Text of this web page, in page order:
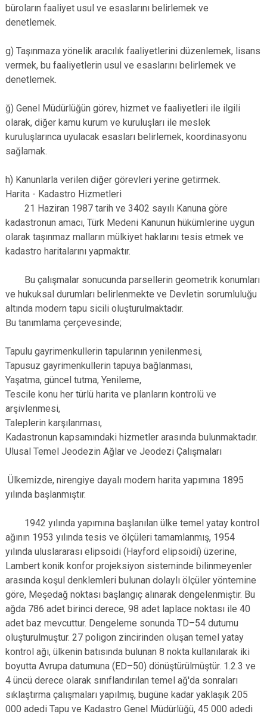
büroların faaliyet usul ve esaslarını belirlemek ve
denetlemek.
g) Taşınmaza yönelik aracılık faaliyetlerini düzenlemek, lisans
vermek, bu faaliyetlerin usul ve esaslarını belirlemek ve
denetlemek.
ğ) Genel Müdürlüğün görev, hizmet ve faaliyetleri ile ilgili
olarak, diğer kamu kurum ve kuruluşları ile meslek
kuruluşlarınca uyulacak esasları belirlemek, koordinasyonu
sağlamak.
h) Kanunlarla verilen diğer görevleri yerine getirmek.
Harita - Kadastro Hizmetleri
21 Haziran 1987 tarih ve 3402 sayılı Kanuna göre
kadastronun amacı, Türk Medeni Kanunun hükümlerine uygun
olarak taşınmaz malların mülkiyet haklarını tesis etmek ve
kadastro haritalarını yapmaktır.
Bu çalışmalar sonucunda parsellerin geometrik konumları
ve hukuksal durumları belirlenmekte ve Devletin sorumluluğu
altında modern tapu sicili oluşturulmaktadır.
Bu tanımlama çerçevesinde;
Tapulu gayrimenkullerin tapularının yenilenmesi,
Tapusuz gayrimenkullerin tapuya bağlanması,
Yaşatma, güncel tutma, Yenileme,
Tescile konu her türlü harita ve planların kontrolü ve
arşivlenmesi,
Taleplerin karşılanması,
Kadastronun kapsamındaki hizmetler arasında bulunmaktadır.
Ulusal Temel Jeodezin Ağlar ve Jeodezi Çalışmaları
Ülkemizde, nirengiye dayalı modern harita yapımına 1895
yılında başlanmıştır.
1942 yılında yapımına başlanılan ülke temel yatay kontrol
ağının 1953 yılında tesis ve ölçüleri tamamlanmış, 1954
yılında uluslararası elipsoidi (Hayford elipsoidi) üzerine,
Lambert konik konfor projeksiyon sisteminde bilinmeyenler
arasında koşul denklemleri bulunan dolaylı ölçüler yöntemine
göre, Meşedağ noktası başlangıç alınarak dengelenmiştir. Bu
ağda 786 adet birinci derece, 98 adet laplace noktası ile 40
adet baz mevcuttur. Dengeleme sonunda TD–54 dutumu
oluşturulmuştur. 27 poligon zincirinden oluşan temel yatay
kontrol ağı, ülkenin batısında bulunan 8 nokta kullanılarak iki
boyutta Avrupa datumuna (ED–50) dönüştürülmüştür. 1.2.3 ve
4 üncü derece olarak sınıflandırılan temel ağ'da sonraları
sıklaştırma çalışmaları yapılmış, bugüne kadar yaklaşık 205
000 adedi Tapu ve Kadastro Genel Müdürlüğü, 45 000 adedi